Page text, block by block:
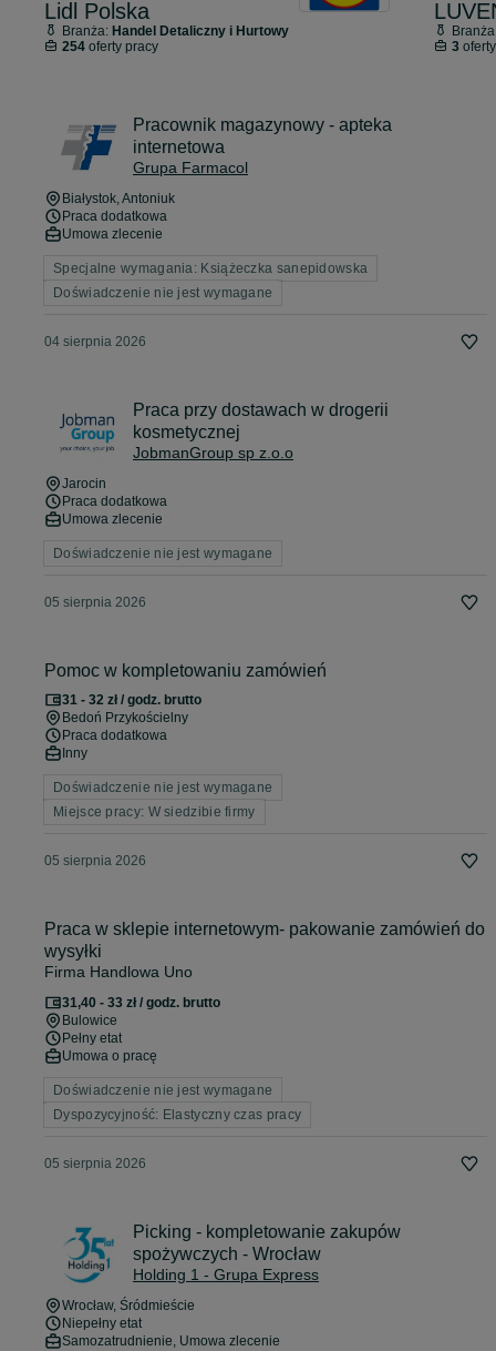
Lidl Polska
Branża: Handel Detaliczny i Hurtowy
254oferty pracy
3
Pracownik magazynowy - apteka
internetowa
Grupa Farmacol
Białystok, Antoniuk
Praca dodatkowa
Umowa zlecenie
Specjalne wymagania: Książeczka sanepidowska
Doświadczenie nie jest wymagane
04 sierpnia 2026
Praca przy dostawach w drogerii
kosmetycznej
JobmanGroup sp z.o.o
Jarocin
Praca dodatkowa
Umowa zlecenie
Doświadczenie nie jest wymagane
05 sierpnia 2026
Pomoc w kompletowaniu zamówień
31 - 32 zł / godz. brutto
Bedoń Przykościelny
Praca dodatkowa
Inny
Doświadczenie nie jest wymagane
Miejsce pracy: W siedzibie firmy
05 sierpnia 2026
Praca w sklepie internetowym- pakowanie zamówień do
wysyłki
Firma Handlowa Uno
31,40 - 33 zł / godz. brutto
Bulowice
Pełny etat
Umowa o pracę
Doświadczenie nie jest wymagane
Dyspozycyjność: Elastyczny czas pracy
05 sierpnia 2026
Picking - kompletowanie zakupów
spożywczych - Wrocław
Holding 1 - Grupa Express
Wrocław, Śródmieście
Niepełny etat
Samozatrudnienie, Umowa zlecenie